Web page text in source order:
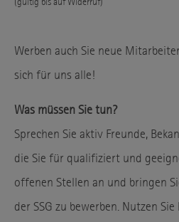
Datenschutz
Host
Cookie Laufzeit
Inhalte von Video-Plattformen und
Medien akzeptiert werden, bedarf
Werben auch Sie neue
sich für uns alle!
Was müssen Sie tun?
Sprechen Sie aktiv Freunde,
die Sie für qualifiziert und
offenen Stellen an und bringen
der SSG zu bewerben. Nutzen Sie